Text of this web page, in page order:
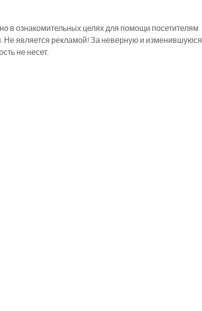
в ознакомительных целях для помощи посетителям
Не является рекламой! За неверную и изменившуюся
не несет.